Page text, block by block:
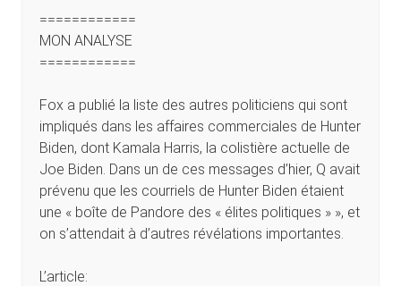
============
MON ANALYSE
============
Fox a publié la liste des autres politiciens qui sont
impliqués dans les affaires commerciales de Hunter
Biden, dont Kamala Harris, la colistière actuelle de
Joe Biden. Dans un de ces messages d’hier, Q avait
prévenu que les courriels de Hunter Biden étaient
une « boîte de Pandore des « élites politiques » », et
on s’attendait à d’autres révélations importantes.
L’article: